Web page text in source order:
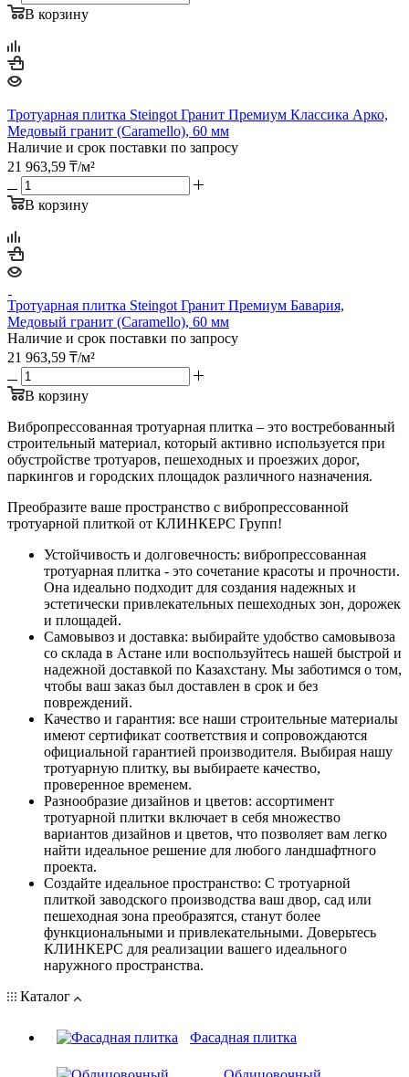
В корзину
Тротуарная плитка Steingot Гранит Премиум Классика Арко,
Медовый гранит (Caramello), 60 мм
Наличие и срок поставки по запросу
21 963,59 ₸/м²
В корзину
Тротуарная плитка Steingot Гранит Премиум Бавария,
Медовый гранит (Caramello), 60 мм
Наличие и срок поставки по запросу
21 963,59 ₸/м²
В корзину
Вибропрессованная тротуарная плитка – это востребованный
строительный материал, который активно используется при
обустройстве тротуаров, пешеходных и проезжих дорог,
паркингов и городских площадок различного назначения.
Преобразите ваше пространство с вибропрессованной
тротуарной плиткой от КЛИНКЕРС Групп!
Устойчивость и долговечность: вибропрессованная
тротуарная плитка - это сочетание красоты и прочности.
Она идеально подходит для создания надежных и
эстетически привлекательных пешеходных зон, дорожек
и площадей.
Самовывоз и доставка: выбирайте удобство самовывоза
со склада в Астане или воспользуйтесь нашей быстрой и
надежной доставкой по Казахстану. Мы заботимся о том,
чтобы ваш заказ был доставлен в срок и без
повреждений.
Качество и гарантия: все наши строительные материалы
имеют сертификат соответствия и сопровождаются
официальной гарантией производителя. Выбирая нашу
тротуарную плитку, вы выбираете качество,
проверенное временем.
Разнообразие дизайнов и цветов: ассортимент
тротуарной плитки включает в себя множество
вариантов дизайнов и цветов, что позволяет вам легко
найти идеальное решение для любого ландшафтного
проекта.
Создайте идеальное пространство: С тротуарной
плиткой заводского производства ваш двор, сад или
пешеходная зона преобразятся, станут более
функциональными и привлекательными. Доверьтесь
КЛИНКЕРС для реализации вашего идеального
наружного пространства.
Каталог
Фасадная плитка